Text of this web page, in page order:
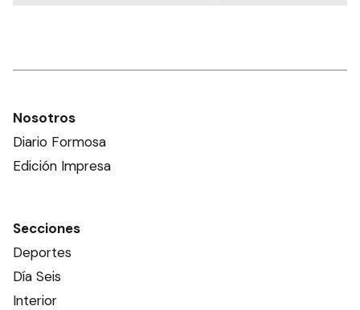
Nosotros
Diario Formosa
Edición Impresa
Secciones
Deportes
Día Seis
Interior